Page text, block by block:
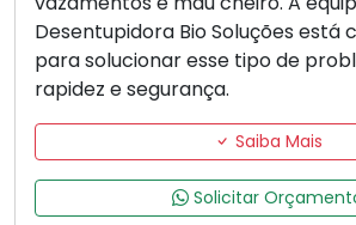
Desentupidora Bio Soluções está
para solucionar esse tipo de
rapidez e segurança.
Saiba Mais
Solicitar